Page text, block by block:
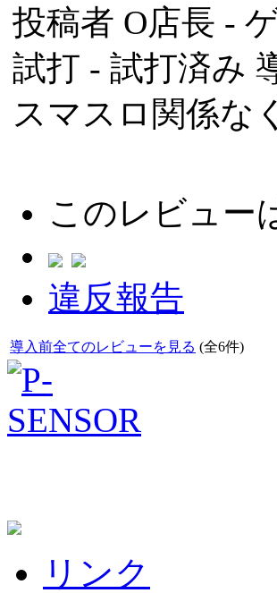
投稿者 O店長 -
試打 - 試打済み
スマスロ関係な
このレビュー
違反報告
導入前全てのレビューを見る (全6件)
リンク